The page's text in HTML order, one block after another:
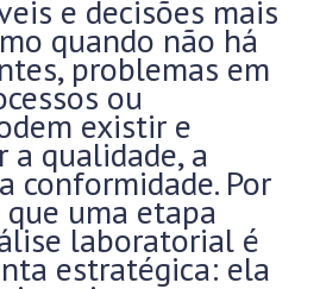
e decisões mais
quando não há
problemas em
ou
existir e
a qualidade, a
conformidade. Por
uma etapa
laboratorial é
estratégica: ela